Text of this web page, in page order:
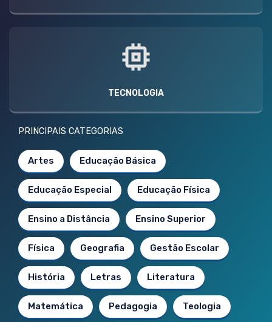
TECNOLOGIA
PRINCIPAIS CATEGORIAS
Artes Educação Básica
Educação Especial Educação Física
Ensino a Distância Ensino Superior
Física Geografia Gestão Escolar
História Letras Literatura
Matemática Pedagogia Teologia